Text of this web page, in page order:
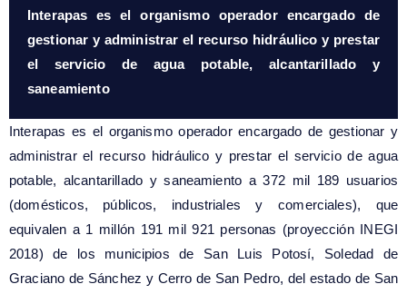
Interapas es el organismo operador encargado de
gestionar y administrar el recurso hidráulico y prestar
el servicio de agua potable, alcantarillado y
saneamiento
Interapas es el organismo operador encargado de gestionar y
administrar el recurso hidráulico y prestar el servicio de agua
potable, alcantarillado y saneamiento a 372 mil 189 usuarios
(domésticos, públicos, industriales y comerciales), que
equivalen a 1 millón 191 mil 921 personas (proyección INEGI
2018) de los municipios de San Luis Potosí, Soledad de
Graciano de Sánchez y Cerro de San Pedro, del estado de San